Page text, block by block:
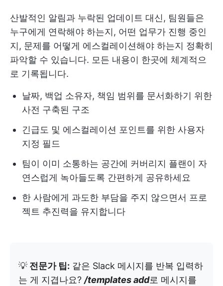
산발적인 알림과 누락된 업데이트 대신, 팀원들은
누구에게 연락해야 하는지, 어떤 업무가 진행 중인
지, 문제를 어떻게 에스컬레이션해야 하는지 정확히
파악할 수 있습니다. 모든 내용이 한곳에 체계적으
로 기록됩니다.
날짜, 백업 소유자, 책임 범위를 문서화하기 위한
사전 구축된 구조
긴급도 및 에스컬레이션 포인트를 위한 사용자
지정 필드
팀이 이미 소통하는 공간에 커버리지 플랜이 자
연스럽게 녹아들도록 간편하게 공유하세요
한 사람에게 과도한 부담을 주지 않으면서 프로
젝트 추진력을 유지합니다
💡 전문가 팁: 같은 Slack 메시지를 반복 입력하
는 게 지겹나요? /templates add로 메시지를